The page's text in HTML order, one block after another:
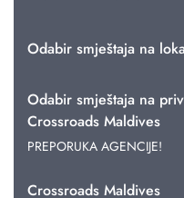
Odabir smještaja na
Odabir smještaja na
Crossroads Maldives
PREPORUKA AGENCIJE!
Crossroads Maldives